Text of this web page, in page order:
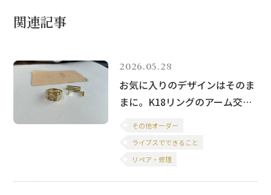
関連記事
2026.05.28
お気に入りのデザインはそのま
まに。K18リングのアーム交換
その他オーダー
ライブスでできること
リペア・修理